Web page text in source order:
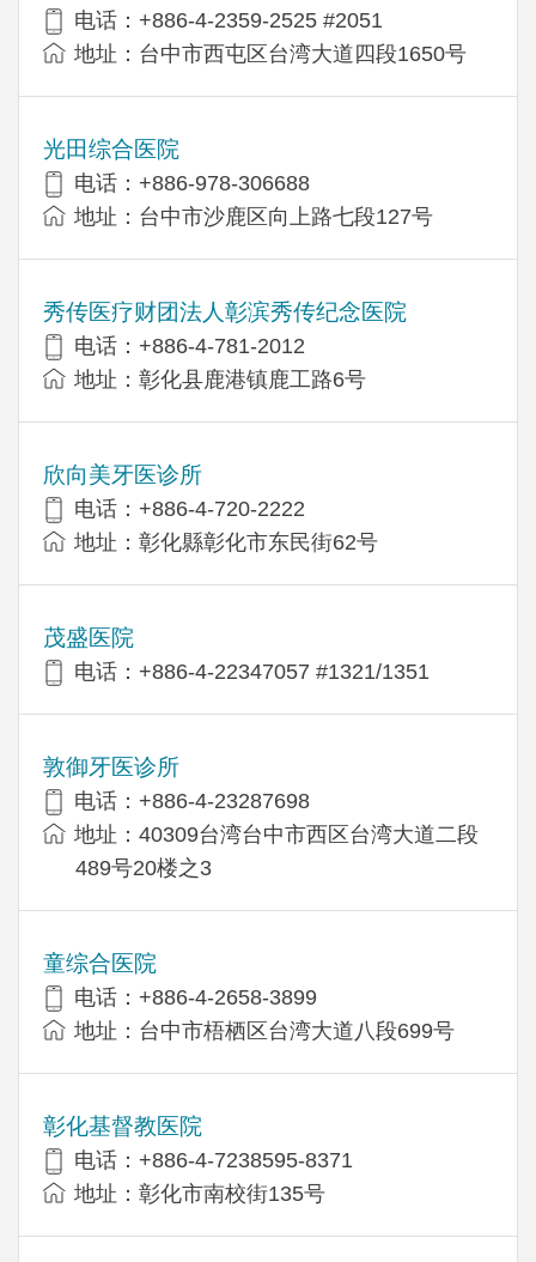
电话：+886-4-2359-2525 #2051
地址：台中市西屯区台湾大道四段1650号
光田综合医院
电话：+886-978-306688
地址：台中市沙鹿区向上路七段127号
秀传医疗财团法人彰滨秀传纪念医院
电话：+886-4-781-2012
地址：彰化县鹿港镇鹿工路6号
欣向美牙医诊所
电话：+886-4-720-2222
地址：彰化縣彰化市东民街62号
茂盛医院
电话：+886-4-22347057 #1321/1351
敦御牙医诊所
电话：+886-4-23287698
地址：40309台湾台中市西区台湾大道二段
489号20楼之3
童综合医院
电话：+886-4-2658-3899
地址：台中市梧栖区台湾大道八段699号
彰化基督教医院
电话：+886-4-7238595-8371
地址：彰化市南校街135号